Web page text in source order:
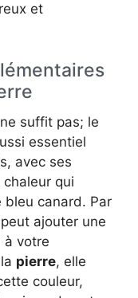
et
suffit pas; le
essentiel
avec ses
qui
bleu canard. Par
ajouter une
à votre
pierre, elle
couleur,